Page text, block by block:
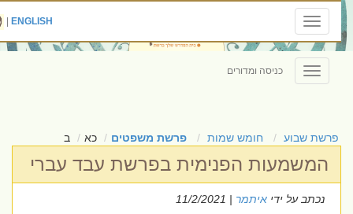
Toggle
navigation
ENGLISH
|
Toggle
navigation
כניסה ומדורים
פרשת שבוע חומש שמות פרשת משפטים כא ב
המשמעות הפנימית בפרשת עבד עברי
נכתב על ידיאיתמר| 11/2/2021